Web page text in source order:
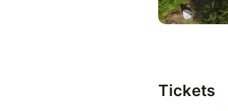
Tickets